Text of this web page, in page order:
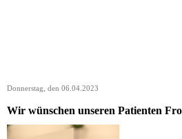
Donnerstag, den 06.04.2023
Wir wünschen unseren Patienten